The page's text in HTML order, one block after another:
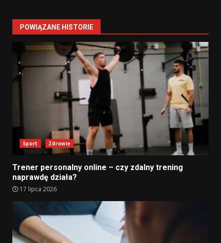
POWIĄZANE HISTORIE
Sport Zdrowie
Trener personalny online – czy zdalny trening
naprawdę działa?
17 lipca 2026